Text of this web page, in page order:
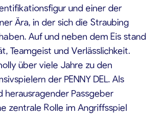
und einer der
Ära, in der sich die Straubing
Auf und neben dem Eis stand
Teamgeist und Verlässlichkeit.
über viele Jahre zu den
der PENNY DEL. Als
herausragender Passgeber
zentrale Rolle im Angriffsspiel